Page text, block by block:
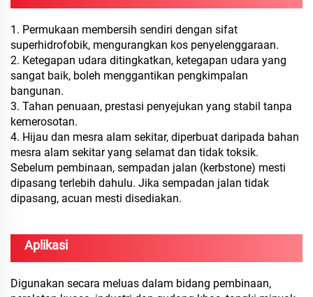
1. Permukaan membersih sendiri dengan sifat
superhidrofobik, mengurangkan kos penyelenggaraan.
2. Ketegapan udara ditingkatkan, ketegapan udara yang
sangat baik, boleh menggantikan pengkimpalan
bangunan.
3. Tahan penuaan, prestasi penyejukan yang stabil tanpa
kemerosotan.
4. Hijau dan mesra alam sekitar, diperbuat daripada bahan
mesra alam sekitar yang selamat dan tidak toksik.
Sebelum pembinaan, sempadan jalan (kerbstone) mesti
dipasang terlebih dahulu. Jika sempadan jalan tidak
dipasang, acuan mesti disediakan.
Aplikasi
Digunakan secara meluas dalam bidang pembinaan,